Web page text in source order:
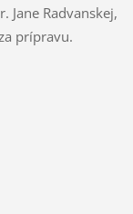
Jane Radvanskej,
prípravu.